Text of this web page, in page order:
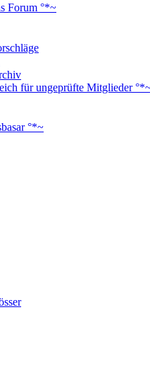
Forum °*~
für ungeprüfte Mitglieder
°*~